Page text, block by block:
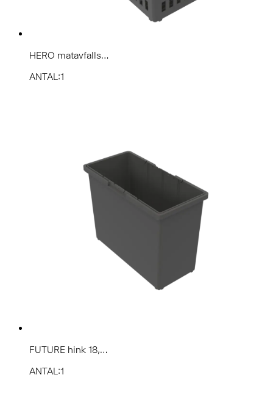
HERO matavfalls...
ANTAL:1
FUTURE hink 18,...
ANTAL:1